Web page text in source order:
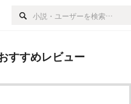
すすめレビュー